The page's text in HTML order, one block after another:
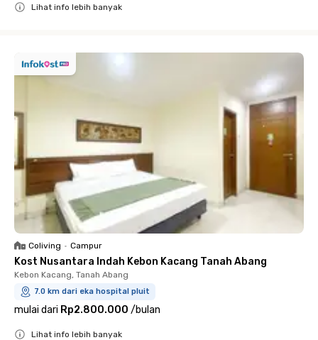
Lihat info lebih banyak
Coliving • Campur
Kost Nusantara Indah Kebon Kacang Tanah Abang
Kebon Kacang, Tanah Abang
7.0 km dari eka hospital pluit
mulai dari Rp2.800.000 /bulan
Lihat info lebih banyak